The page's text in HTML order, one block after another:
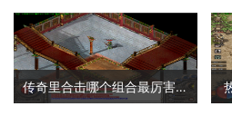
传奇里合击哪个组合最厉害啊